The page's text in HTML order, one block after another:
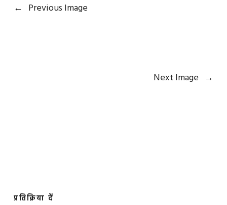
← Previous Image
Next Image →
प्रतिक्रिया दें